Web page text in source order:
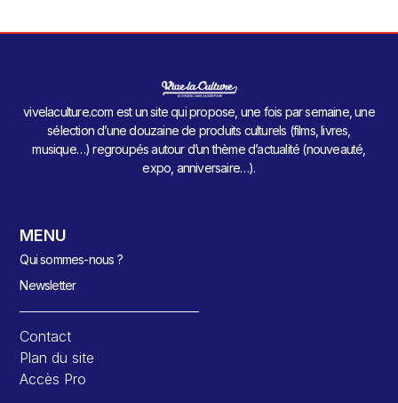
vivelaculture.com est un site qui propose, une fois par semaine, une
sélection d’une douzaine de produits culturels (films, livres,
musique…) regroupés autour d’un thème d’actualité (nouveauté,
expo, anniversaire…).
MENU
Qui sommes-nous ?
Newsletter
Contact
Plan du site
Accès Pro